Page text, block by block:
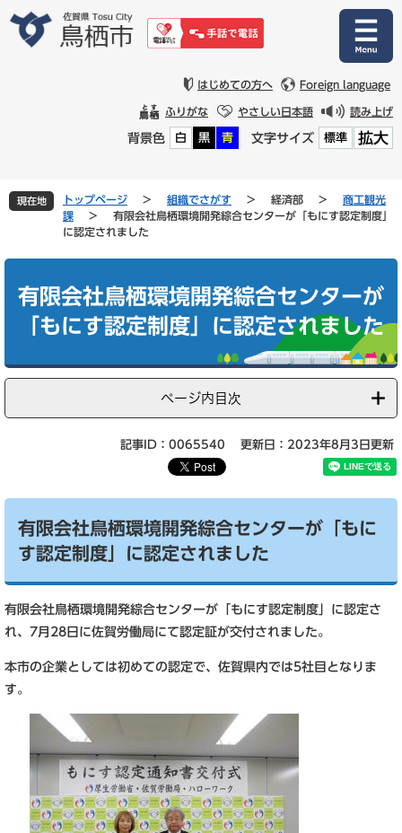
文
はじめての方へ Foreign language
ふりがな やさしい日本語 読み上げ
背景色 白 黒 青 文字サイズ 標準 拡大
現在地 トップページ > 組織でさがす > 経済部 >
商工観光
課
>
有限会社鳥栖環境開発綜合センターが「もにす認定制度」
に認定されました
有限会社鳥栖環境開発綜合センターが
「もにす認定制度」に認定されました
ページ内目次
記事ID：0065540 更新日：2023年8月3日更新
有限会社鳥栖環境開発綜合センターが「もに
す認定制度」に認定されました
有限会社鳥栖環境開発綜合センターが「もにす認定制度」に認定さ
れ、7月28日に佐賀労働局にて認定証が交付されました。
本市の企業としては初めての認定で、佐賀県内では5社目となりま
す。